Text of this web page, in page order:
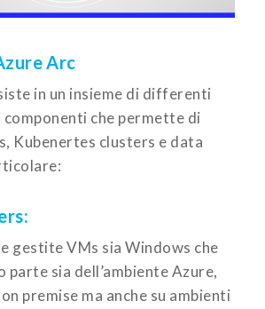
Arc
in un insieme di differenti
che permette di
Kubenertes clusters e data
gestite VMs sia Windows che
parte sia dell’ambiente Azure,
premise ma anche su ambienti